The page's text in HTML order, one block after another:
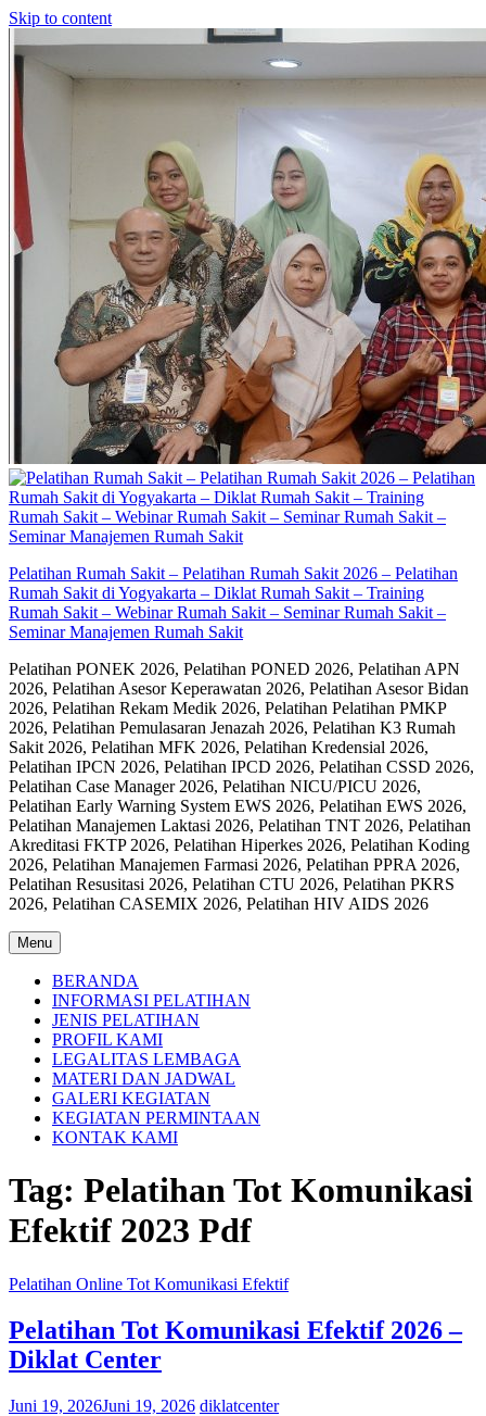
Skip to content
Pelatihan Rumah Sakit – Pelatihan Rumah Sakit 2026 – Pelatihan
Rumah Sakit di Yogyakarta – Diklat Rumah Sakit – Training
Rumah Sakit – Webinar Rumah Sakit – Seminar Rumah Sakit –
Seminar Manajemen Rumah Sakit
Pelatihan PONEK 2026, Pelatihan PONED 2026, Pelatihan APN
2026, Pelatihan Asesor Keperawatan 2026, Pelatihan Asesor Bidan
2026, Pelatihan Rekam Medik 2026, Pelatihan Pelatihan PMKP
2026, Pelatihan Pemulasaran Jenazah 2026, Pelatihan K3 Rumah
Sakit 2026, Pelatihan MFK 2026, Pelatihan Kredensial 2026,
Pelatihan IPCN 2026, Pelatihan IPCD 2026, Pelatihan CSSD 2026,
Pelatihan Case Manager 2026, Pelatihan NICU/PICU 2026,
Pelatihan Early Warning System EWS 2026, Pelatihan EWS 2026,
Pelatihan Manajemen Laktasi 2026, Pelatihan TNT 2026, Pelatihan
Akreditasi FKTP 2026, Pelatihan Hiperkes 2026, Pelatihan Koding
2026, Pelatihan Manajemen Farmasi 2026, Pelatihan PPRA 2026,
Pelatihan Resusitasi 2026, Pelatihan CTU 2026, Pelatihan PKRS
2026, Pelatihan CASEMIX 2026, Pelatihan HIV AIDS 2026
Menu
BERANDA
INFORMASI PELATIHAN
JENIS PELATIHAN
PROFIL KAMI
LEGALITAS LEMBAGA
MATERI DAN JADWAL
GALERI KEGIATAN
KEGIATAN PERMINTAAN
KONTAK KAMI
Tag: Pelatihan Tot Komunikasi
Efektif 2023 Pdf
Pelatihan Online Tot Komunikasi Efektif
Pelatihan Tot Komunikasi Efektif 2026 –
Diklat Center
Juni 19, 2026Juni 19, 2026 diklatcenter